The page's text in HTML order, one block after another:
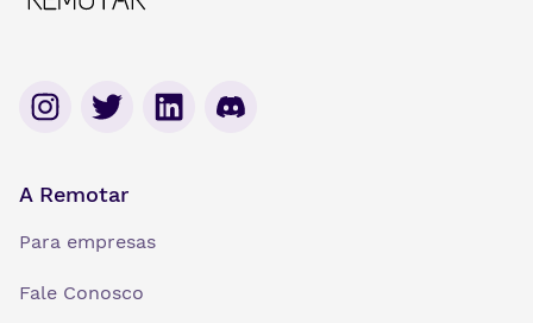
A Remotar
Para empresas
Fale Conosco